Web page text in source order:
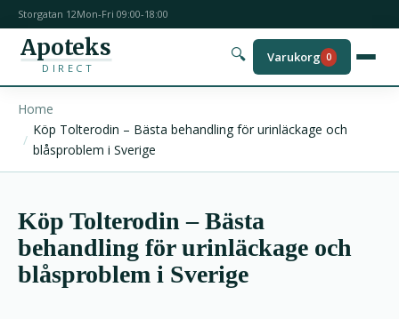
Storgatan 12Mon-Fri 09:00-18:00
Apoteks
DIRECT
🔍 Varukorg 0
Home
Köp Tolterodin – Bästa behandling för urinläckage och
blåsproblem i Sverige
Köp Tolterodin – Bästa
behandling för urinläckage och
blåsproblem i Sverige